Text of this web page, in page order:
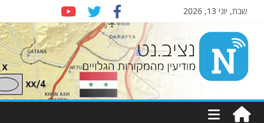
שבת, יוני 13, 2026
Nziv.net
מודיעין
מהמקורות